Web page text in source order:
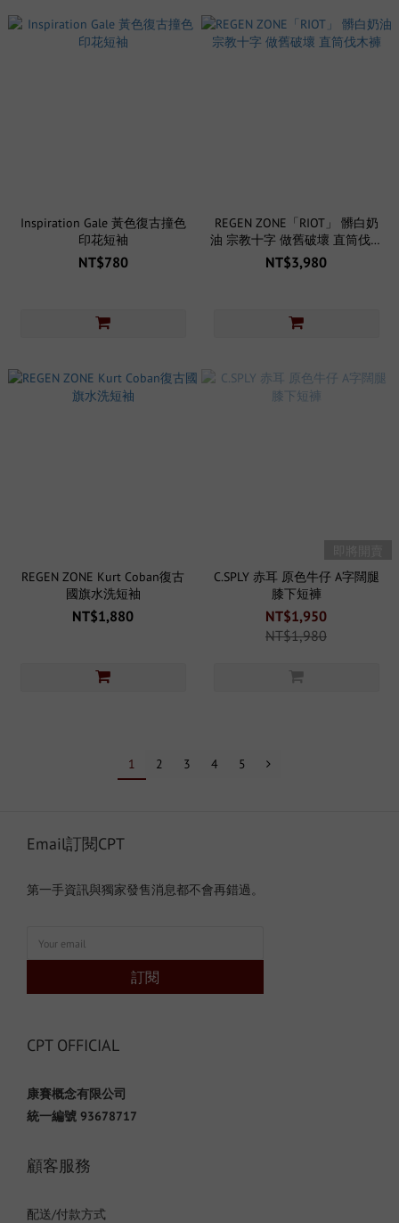
Inspiration Gale 黃色復古撞色
印花短袖
NT$780
REGEN ZONE「RIOT」 髒白奶
油 宗教十字 做舊破壞 直筒伐木
褲
NT$3,980
REGEN ZONE Kurt Coban復古
國旗水洗短袖
NT$1,880
C.SPLY 赤耳 原色牛仔 A字闊腿
膝下短褲
NT$1,950
NT$1,980
1 2 3 4 5
Email訂閱CPT
第一手資訊與獨家發售消息都不會再錯過。
訂閱
CPT OFFICIAL
康賽概念有限公司
統一編號 93678717
顧客服務
配送/付款方式